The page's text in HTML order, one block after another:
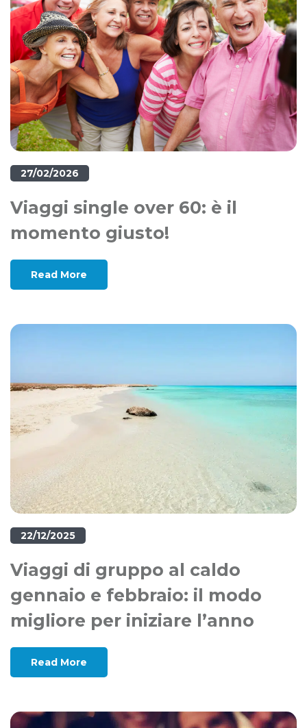
27/02/2026
Viaggi single over 60: è il
momento giusto!
Read More
22/12/2025
Viaggi di gruppo al caldo
gennaio e febbraio: il modo
migliore per iniziare l’anno
Read More